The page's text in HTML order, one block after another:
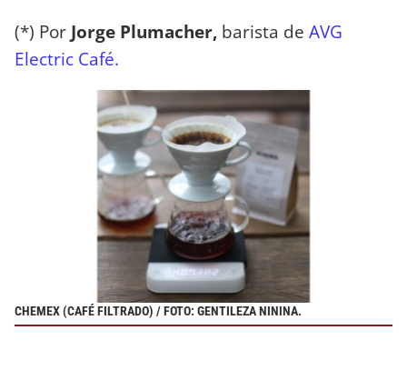
(*) Por Jorge Plumacher, barista de AVG
Electric Café.
CHEMEX (CAFÉ FILTRADO) / FOTO: GENTILEZA NININA.